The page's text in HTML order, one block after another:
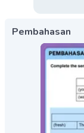
Pembahasan